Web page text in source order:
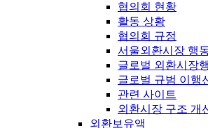
협의회 현황
활동 상황
협의회 규정
서울외환시장 행
글로벌 외환시장
글로벌 규범 이행
관련 사이트
외환시장 구조 개
외환보유액